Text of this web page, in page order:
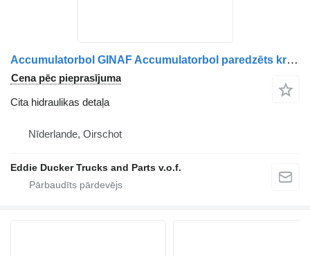
Accumulatorbol GINAF Accumulatorbol paredzēts kravas automašīnas
Cena pēc pieprasījuma
Cita hidraulikas detaļa
Nīderlande, Oirschot
Eddie Ducker Trucks and Parts v.o.f.